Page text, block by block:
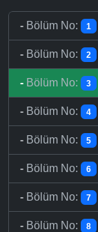
- Bölüm No: 1
- Bölüm No: 2
- Bölüm No: 3
- Bölüm No: 4
- Bölüm No: 5
- Bölüm No: 6
- Bölüm No: 7
- Bölüm No: 8